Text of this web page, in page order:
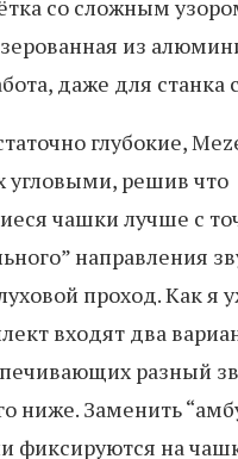
со сложным
из
даже для станка
глубокие,
угловыми, решив что
чашки лучше с
направления
проход. Как я
входят два
разный
ниже. Заменить
фиксируются на